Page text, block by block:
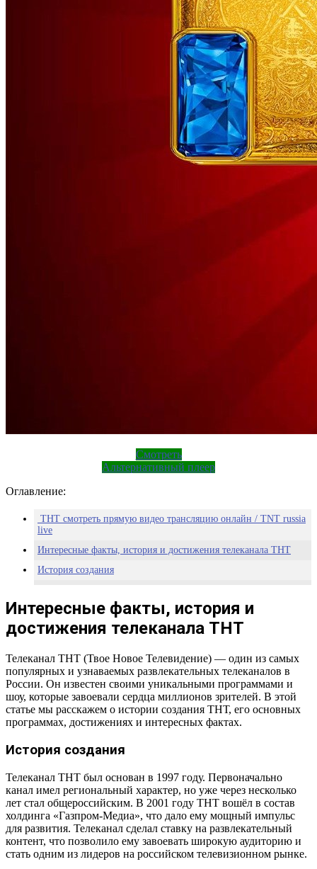
Смотреть
Альтернативный плеер
Оглавление:
ТНТ смотреть прямую видео трансляцию онлайн / TNT russia
live
Интересные факты, история и достижения телеканала ТНТ
История создания
Достижения и награды
Интересные факты
Интересные факты, история и
достижения телеканала ТНТ
Телеканал ТНТ (Твое Новое Телевидение) — один из самых
популярных и узнаваемых развлекательных телеканалов в
России. Он известен своими уникальными программами и
шоу, которые завоевали сердца миллионов зрителей. В этой
статье мы расскажем о истории создания ТНТ, его основных
программах, достижениях и интересных фактах.
История создания
Телеканал ТНТ был основан в 1997 году. Первоначально
канал имел региональный характер, но уже через несколько
лет стал общероссийским. В 2001 году ТНТ вошёл в состав
холдинга «Газпром-Медиа», что дало ему мощный импульс
для развития. Телеканал сделал ставку на развлекательный
контент, что позволило ему завоевать широкую аудиторию и
стать одним из лидеров на российском телевизионном рынке.